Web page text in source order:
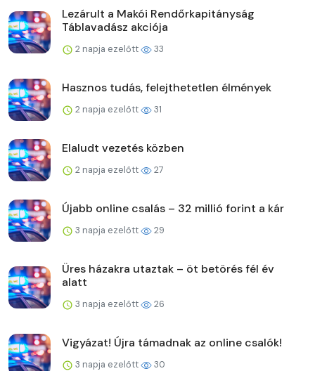
Lezárult a Makói Rendőrkapitányság
Táblavadász akciója
2 napja ezelőtt 33
Hasznos tudás, felejthetetlen élmények
2 napja ezelőtt 31
Elaludt vezetés közben
2 napja ezelőtt 27
Újabb online csalás – 32 millió forint a kár
3 napja ezelőtt 29
Üres házakra utaztak – öt betörés fél év
alatt
3 napja ezelőtt 26
Vigyázat! Újra támadnak az online csalók!
3 napja ezelőtt 30